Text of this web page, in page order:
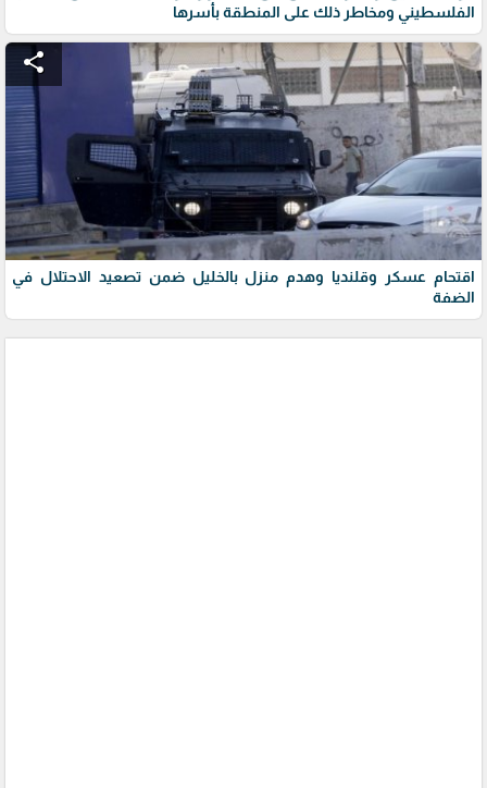
الفلسطيني ومخاطر ذلك على المنطقة بأسرها
share
اقتحام عسكر وقلنديا وهدم منزل بالخليل ضمن تصعيد الاحتلال في
الضفة